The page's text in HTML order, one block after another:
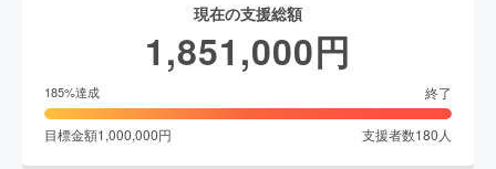
現在の支援総額
1,851,000円
185%達成 終了
目標金額1,000,000円 支援者数180 人